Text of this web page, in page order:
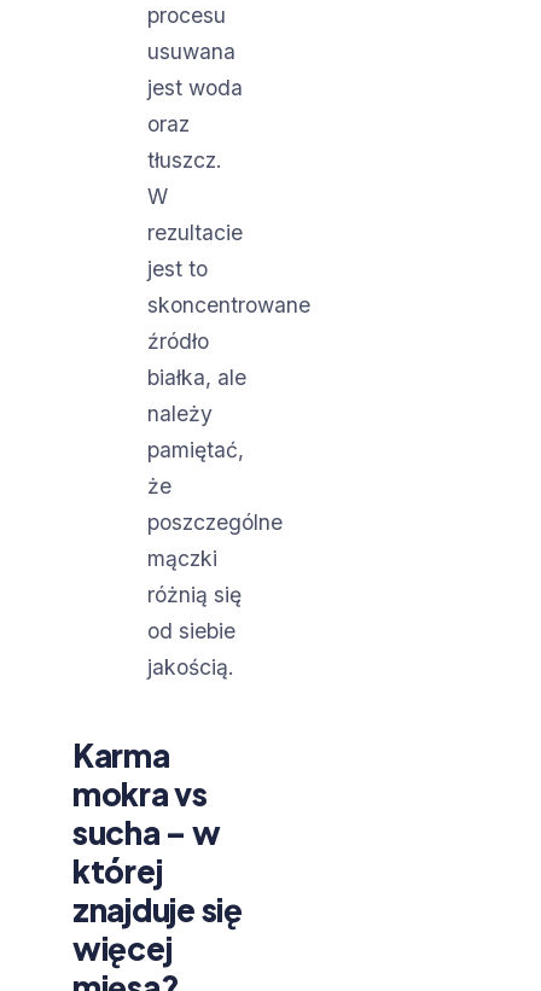
procesu
usuwana
jest woda
oraz
tłuszcz.
W
rezultacie
jest to
skoncentrowane
źródło
białka, ale
należy
pamiętać,
że
poszczególne
mączki
różnią się
od siebie
jakością.
Karma
mokra vs
sucha – w
której
znajduje się
więcej